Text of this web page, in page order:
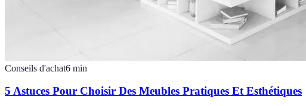
Conseils d'achat6 min
5 Astuces Pour Choisir Des Meubles Pratiques Et Esthétiques